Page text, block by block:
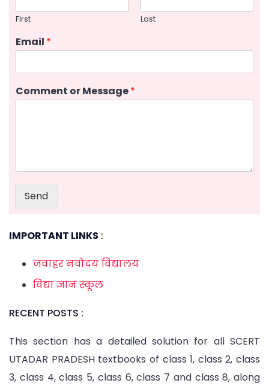
First Last
Email *
Comment or Message*
Send
IMPORTANT LINKS :
जवाहर नवोदय विद्यालय
विद्या ज्ञान स्कूल
RECENT POSTS :
This section has a detailed solution for all SCERT
UTADAR PRADESH textbooks of class 1, class 2, class
3, class 4, class 5, class 6, class 7 and class 8, along